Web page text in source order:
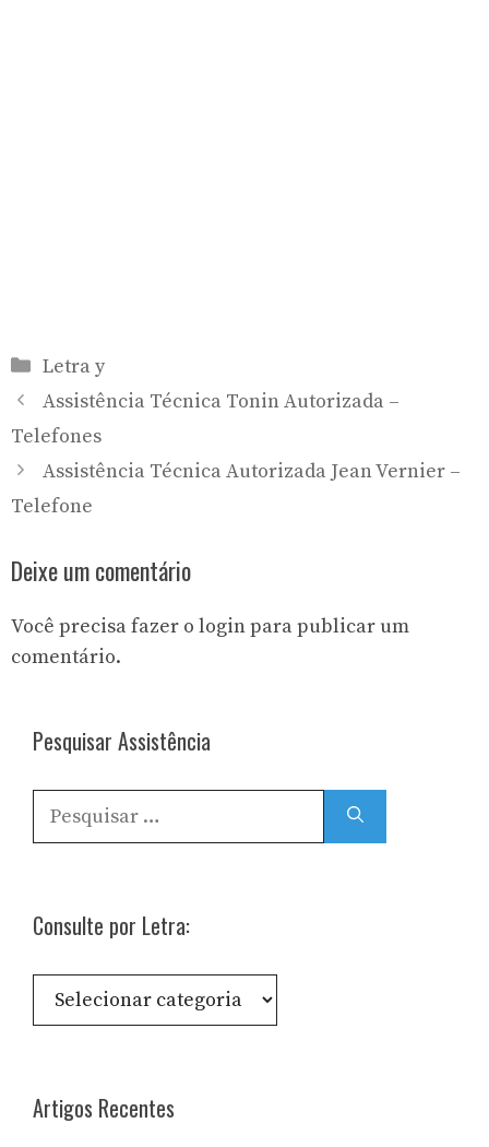
Categorias
Letra y
Assistência Técnica Tonin Autorizada –
Telefones
Assistência Técnica Autorizada Jean Vernier –
Telefone
Deixe um comentário
Você precisa fazer o loginpara publicar um
comentário.
Pesquisar Assistência
Pesquisar
por:
Consulte por Letra:
Consulte
Artigos Recentes